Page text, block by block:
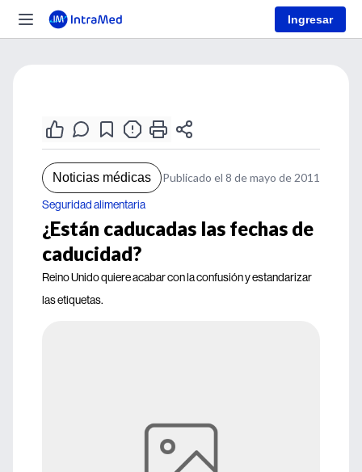
Ingresar
Noticias médicas Publicado el 8 de mayo de 2011
Seguridad alimentaria
¿Están caducadas las fechas de
caducidad?
Reino Unido quiere acabar con la confusión y estandarizar
las etiquetas.